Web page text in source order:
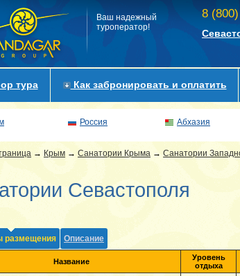
Ваш надежный
туроператор!
8
тура Как забронировать и оплатить
Россия Абхазия
→ Крым → Санатории Крыма → Санатории
Севастополя
размещения Описание
Название
Уровень
отдыха